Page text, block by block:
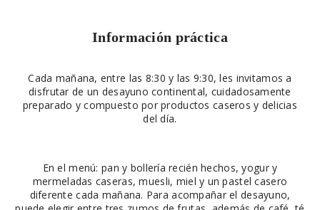
Información práctica
Cada mañana, entre las 8:30 y las 9:30, les invitamos a
disfrutar de un desayuno continental, cuidadosamente
preparado y compuesto por productos caseros y delicias
del día.
En el menú: pan y bollería recién hechos, yogur y
mermeladas caseras, muesli, miel y un pastel casero
diferente cada mañana. Para acompañar el desayuno,